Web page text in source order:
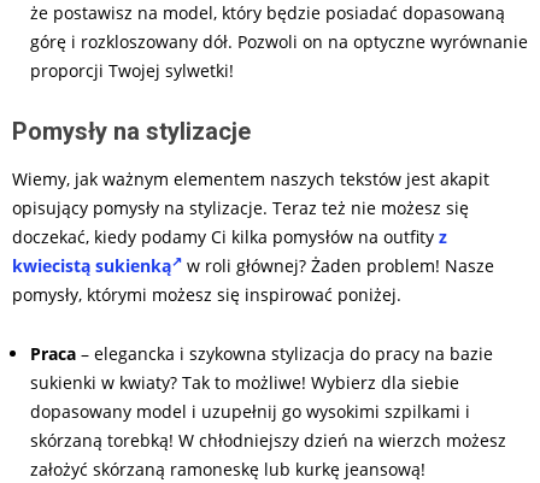
że postawisz na model, który będzie posiadać dopasowaną
górę i rozkloszowany dół. Pozwoli on na optyczne wyrównanie
proporcji Twojej sylwetki!
Pomysły na stylizacje
Wiemy, jak ważnym elementem naszych tekstów jest akapit
opisujący pomysły na stylizacje. Teraz też nie możesz się
doczekać, kiedy podamy Ci kilka pomysłów na outfity z
kwiecistą sukienką
w roli głównej? Żaden problem! Nasze
pomysły, którymi możesz się inspirować poniżej.
Praca – elegancka i szykowna stylizacja do pracy na bazie
sukienki w kwiaty? Tak to możliwe! Wybierz dla siebie
dopasowany model i uzupełnij go wysokimi szpilkami i
skórzaną torebką! W chłodniejszy dzień na wierzch możesz
założyć skórzaną ramoneskę lub kurkę jeansową!